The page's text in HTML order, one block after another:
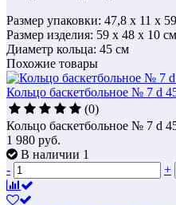
Размер упаковки: 47,8 х 11 х
Размер изделия: 59 х 48 х 10 см
Диаметр кольца: 45 см
Похожие товары
Кольцо баскетбольное № 7 d
(0)
Кольцо баскетбольное № 7 d
1 980 руб.
В наличии 1
-
+